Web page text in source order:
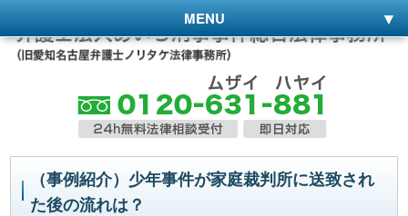
MENU
（事例紹介）少年事件が家庭裁判所に送致され
た後の流れは？